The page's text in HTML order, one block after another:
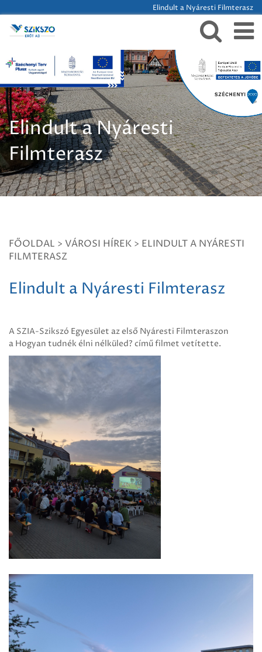
Elindult a Nyáresti Filmterasz
Elindult a Nyáresti
Filmterasz
FŐOLDAL > VÁROSI HÍREK > ELINDULT A NYÁRESTI
FILMTERASZ
Elindult a Nyáresti Filmterasz
A SZIA-Szikszó Egyesület az első Nyáresti Filmteraszon
a Hogyan tudnék élni nélküled? című filmet vetítette.